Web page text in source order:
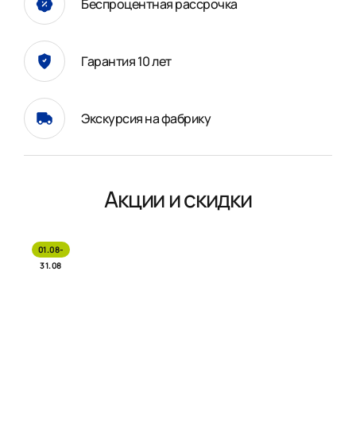
Беспроцентная рассрочка
Гарантия 10 лет
Экскурсия на фабрику
Акции и скидки
01.08-
31.08